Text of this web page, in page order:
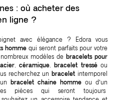
: où acheter des
ligne ?
avec élégance ? Edora vous
homme qui seront parfaits pour votre
modèles de bracelets pour
acier,céramique bracelet tresséou
recherchez un bracelet intemporel
bracelet chaine homme ou d’un
pièces qui seront toujours